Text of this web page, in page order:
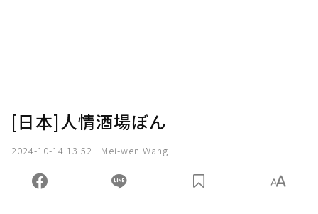
[日本]人情酒場ぼん
2024-10-14 13:52 Mei-wen Wang